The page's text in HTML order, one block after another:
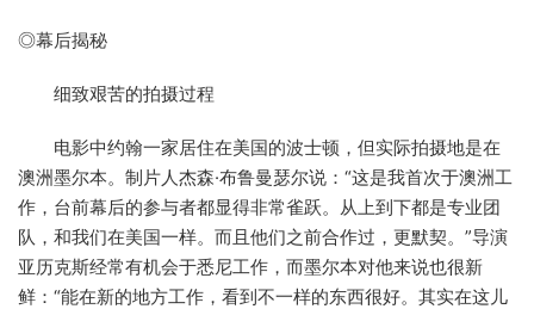
◎幕后揭秘
细致艰苦的拍摄过程
电影中约翰一家居住在美国的波士顿，但实际拍摄地是在
澳洲墨尔本。制片人杰森·布鲁曼瑟尔说：“这是我首次于澳洲工
作，台前幕后的参与者都显得非常雀跃。从上到下都是专业团
队，和我们在美国一样。而且他们之前合作过，更默契。”导演
亚历克斯经常有机会于悉尼工作，而墨尔本对他来说也很新
鲜：“能在新的地方工作，看到不一样的东西很好。其实在这儿